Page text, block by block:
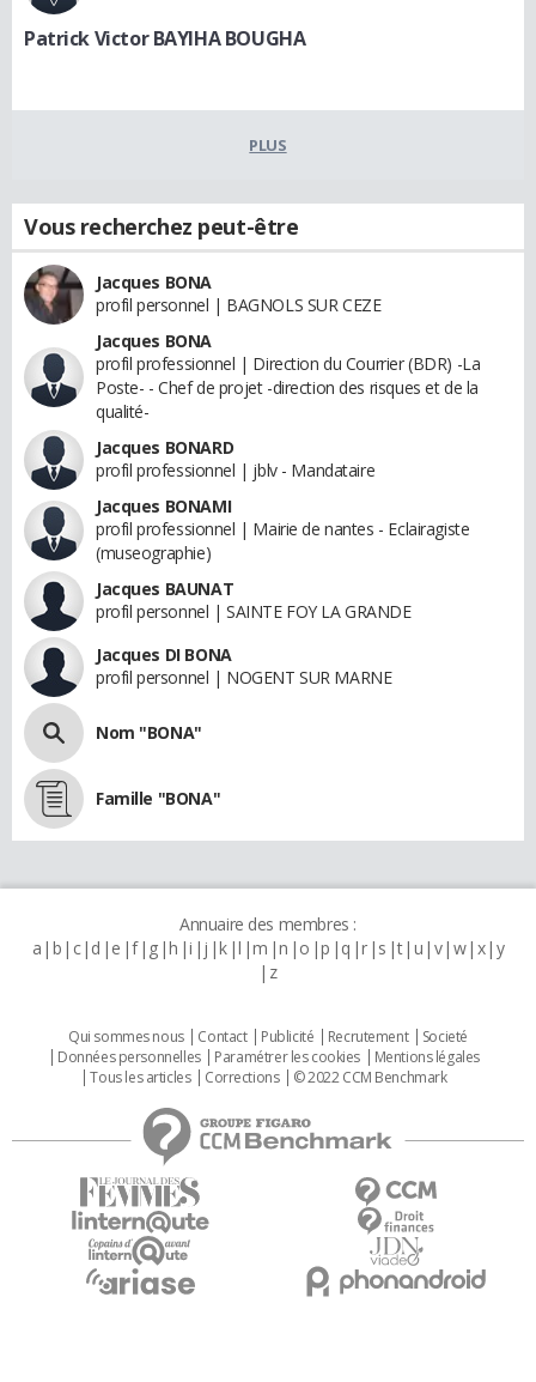
Patrick Victor BAYIHA BOUGHA
PLUS
Vous recherchez peut-être
Jacques BONA
profil personnel | BAGNOLS SUR CEZE
Jacques BONA
profil professionnel | Direction du Courrier (BDR) -La
Poste- - Chef de projet -direction des risques et de la
qualité-
Jacques BONARD
profil professionnel | jblv - Mandataire
Jacques BONAMI
profil professionnel | Mairie de nantes - Eclairagiste
(museographie)
Jacques BAUNAT
profil personnel | SAINTE FOY LA GRANDE
Jacques DI BONA
profil personnel | NOGENT SUR MARNE
Nom "BONA"
Famille "BONA"
Annuaire des membres :
a b c d e f g h i j k l m n o p q r s t u v w x y
z
Qui sommes nous Contact Publicité Recrutement
Societé
Données personnelles
Paramétrer les cookies
Mentions légales
Tous les articles
Corrections © 2022 CCM Benchmark